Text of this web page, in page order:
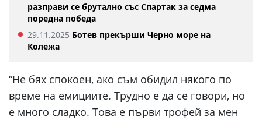
разправи се брутално със Спартак за седма
поредна победа
29.11.2025 Ботев прекърши Черно море на
Колежа
“Не бях спокоен, ако съм обидил някого по
време на емициите. Трудно е да се говори, но
е много сладко. Това е първи трофей за мен